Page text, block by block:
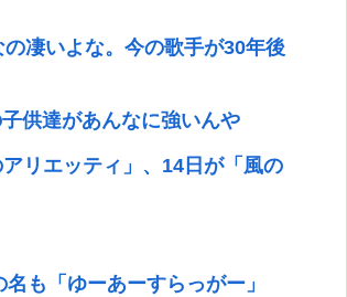
凄いよな。今の歌手が30年後
供達があんなに強いんや
リエッティ」、14日が「風の
も「ゆーあーすらっがー」